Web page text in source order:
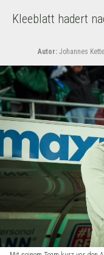
Kleeblatt hadert
Autor:Johannes